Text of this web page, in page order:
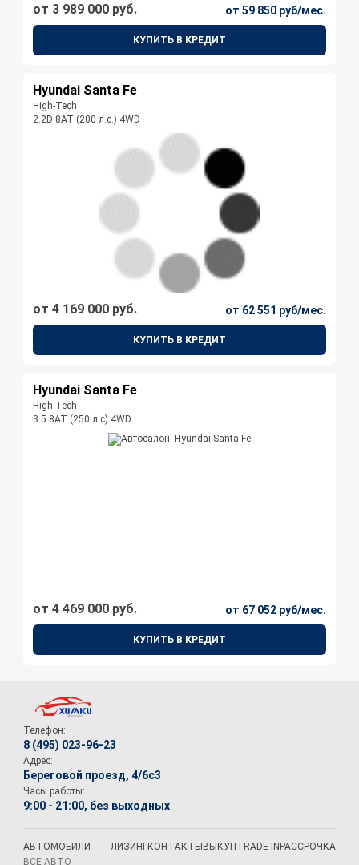
от 3 989 000 руб. от 59 850 руб/мес.
КУПИТЬ В КРЕДИТ
Hyundai Santa Fe
High-Tech
2.2D 8АТ (200 л.с.) 4WD
от 4 169 000 руб. от 62 551 руб/мес.
КУПИТЬ В КРЕДИТ
Hyundai Santa Fe
High-Tech
3.5 8AT (250 л.с) 4WD
от 4 469 000 руб. от 67 052 руб/мес.
КУПИТЬ В КРЕДИТ
Телефон:
8 (495) 023-96-23
Адрес:
Береговой проезд, 4/6с3
Часы работы:
9:00 - 21:00, без выходных
АВТОМОБИЛИ
ВСЕ АВТО
ЛИЗИНГКОНТАКТЫ ВЫКУП TRADE-IN РАССРОЧКА